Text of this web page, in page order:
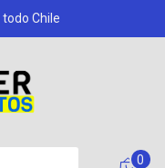
Chile
0